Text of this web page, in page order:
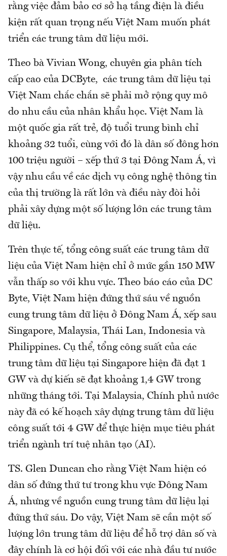
rằng việc đảm bảo cơ sở hạ tầng điện là điều
kiện rất quan trọng nếu Việt Nam muốn phát
triển các trung tâm dữ liệu mới.
Theo bà Vivian Wong, chuyên gia phân tích
cấp cao của DCByte, các trung tâm dữ liệu tại
Việt Nam chắc chắn sẽ phải mở rộng quy mô
do nhu cầu của nhân khẩu học. Việt Nam là
một quốc gia rất trẻ, độ tuổi trung bình chỉ
khoảng 32 tuổi, cùng với đó là dân số đông hơn
100 triệu người – xếp thứ 3 tại Đông Nam Á, vì
vậy nhu cầu về các dịch vụ công nghệ thông tin
của thị trường là rất lớn và điều này đòi hỏi
phải xây dựng một số lượng lớn các trung tâm
dữ liệu.
Trên thực tế, tổng công suất các trung tâm dữ
liệu của Việt Nam hiện chỉ ở mức gần 150 MW
vẫn thấp so với khu vực. Theo báo cáo của DC
Byte, Việt Nam hiện đứng thứ sáu về nguồn
cung trung tâm dữ liệu ở Đông Nam Á, xếp sau
Singapore, Malaysia, Thái Lan, Indonesia và
Philippines. Cụ thể, tổng công suất của các
trung tâm dữ liệu tại Singapore hiện đã đạt 1
GW và dự kiến sẽ đạt khoảng 1,4 GW trong
những tháng tới. Tại Malaysia, Chính phủ nước
này đã có kế hoạch xây dựng trung tâm dữ liệu
công suất tới 4 GW để thực hiện mục tiêu phát
triển ngành trí tuệ nhân tạo (AI).
TS. Glen Duncan cho rằng Việt Nam hiện có
dân số đứng thứ tư trong khu vực Đông Nam
Á, nhưng về nguồn cung trung tâm dữ liệu lại
đứng thứ sáu. Do vậy, Việt Nam sẽ cần một số
lượng lớn trung tâm dữ liệu để hỗ trợ dân số và
đây chính là cơ hội đối với các nhà đầu tư nước